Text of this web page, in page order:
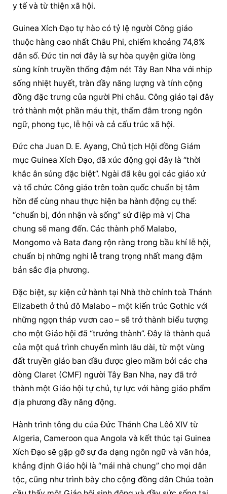
y tế và từ thiện xã hội.
Guinea Xích Đạo tự hào có tỷ lệ người Công giáo
thuộc hàng cao nhất Châu Phi, chiếm khoảng 74,8%
dân số. Đức tin nơi đây là sự hòa quyện giữa lòng
sùng kính truyền thống đậm nét Tây Ban Nha với nhịp
sống nhiệt huyết, tràn đầy năng lượng và tính cộng
đồng đặc trưng của người Phi châu. Công giáo tại đây
trở thành một phần máu thịt, thấm đẫm trong ngôn
ngữ, phong tục, lễ hội và cả cấu trúc xã hội.
Đức cha Juan D. E. Ayang, Chủ tịch Hội đồng Giám
mục Guinea Xích Đạo, đã xúc động gọi đây là “thời
khắc ân sủng đặc biệt”. Ngài đã kêu gọi các giáo xứ
và tổ chức Công giáo trên toàn quốc chuẩn bị tâm
hồn để cùng nhau thực hiện ba hành động cụ thể:
“chuẩn bị, đón nhận và sống” sứ điệp mà vị Cha
chung sẽ mang đến. Các thành phố Malabo,
Mongomo và Bata đang rộn ràng trong bầu khí lễ hội,
chuẩn bị những nghi lễ trang trọng nhất mang đậm
bản sắc địa phương.
Đặc biệt, sự kiện cử hành tại Nhà thờ chính toà Thánh
Elizabeth ở thủ đô Malabo – một kiến trúc Gothic với
những ngọn tháp vươn cao – sẽ trở thành biểu tượng
cho một Giáo hội đã “trưởng thành”. Đây là thành quả
của một quá trình chuyển mình lâu dài, từ một vùng
đất truyền giáo ban đầu được gieo mầm bởi các cha
dòng Claret (CMF) người Tây Ban Nha, nay đã trở
thành một Giáo hội tự chủ, tự lực với hàng giáo phẩm
địa phương đầy năng động.
Hành trình tông du của Đức Thánh Cha Lêô XIV từ
Algeria, Cameroon qua Angola và kết thúc tại Guinea
Xích Đạo sẽ gặp gỡ sự đa dạng ngôn ngữ và văn hóa,
khẳng định Giáo hội là “mái nhà chung” cho mọi dân
tộc, cũng như trình bày cho cộng đồng dân Chúa toàn